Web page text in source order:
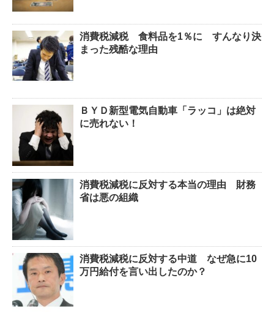
消費税減税 食料品を1％に すんなり決
まった残酷な理由
ＢＹＤ新型電気自動車「ラッコ」は絶対
に売れない！
消費税減税に反対する本当の理由 財務
省は悪の組織
消費税減税に反対する中道 なぜ急に10
万円給付を言い出したのか？